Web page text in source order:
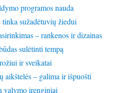
programos nauda
tinka sužadėtuvių žiedui
– rankenos ir dizainas
sulėtinti tempą
ir sveikatai
aikštelės – galima ir išpuošti
valymo įrenginiai